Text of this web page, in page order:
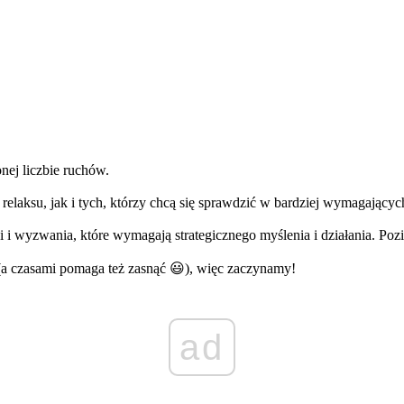
liczbie ruchów.
jak i tych, którzy chcą się sprawdzić w bardziej
wyzwania, które wymagają strategicznego myślenia i działania.
czasami pomaga też zasnąć 😃), więc zaczynamy!
ad